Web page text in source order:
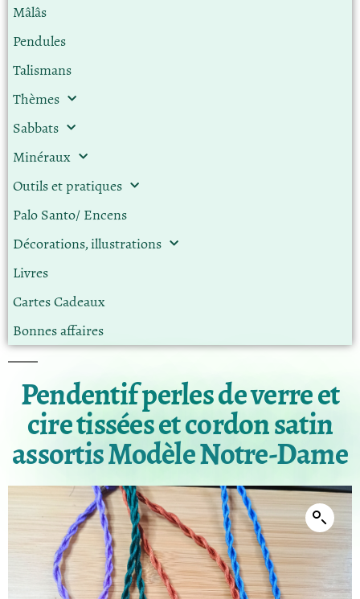
Mâlâs
Pendules
Talismans
Thèmes
Sabbats
Minéraux
Outils et pratiques
Palo Santo/ Encens
Décorations, illustrations
Livres
Cartes Cadeaux
Bonnes affaires
Pendentif perles de verre et
cire tissées et cordon satin
assortis Modèle Notre-Dame